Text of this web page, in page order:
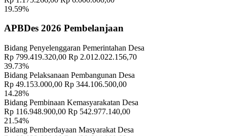
19.59%
APBDes 2026 Pembelanjaan
Bidang Penyelenggaran Pemerintahan Desa
Rp 799.419.320,00 Rp 2.012.022.156,70
39.73%
Bidang Pelaksanaan Pembangunan Desa
Rp 49.153.000,00 Rp 344.106.500,00
14.28%
Bidang Pembinaan Kemasyarakatan Desa
Rp 116.948.900,00 Rp 542.977.140,00
21.54%
Bidang Pemberdayaan Masyarakat Desa